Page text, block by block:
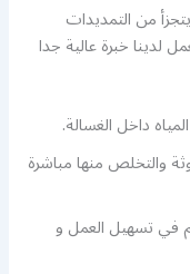
من التمديدات
لدينا خبرة عالية جدا
داخل الغسالة.
والتخلص منها مباشرة
في تسهيل العمل و